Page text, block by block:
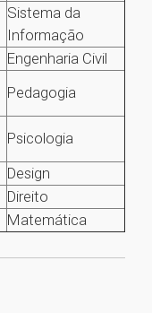
Sistema da
Informação
Engenharia Civil
Pedagogia
Psicologia
Design
Direito
Matemática